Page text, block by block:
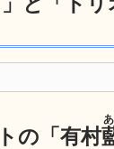
「有村